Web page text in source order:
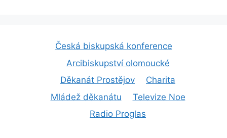
Česká biskupská konference
Arcibiskupství olomoucké
Děkanát Prostějov
Charita
Mládež děkanátu
Televize Noe
Radio Proglas